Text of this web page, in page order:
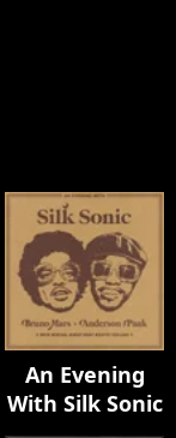
An Evening
With Silk Sonic